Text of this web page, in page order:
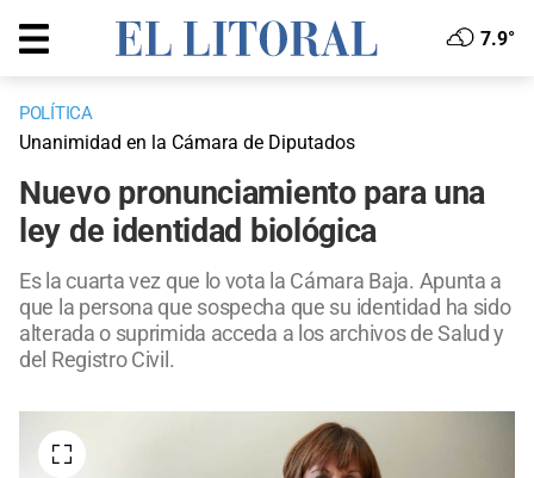
7.9°
POLÍTICA
Unanimidad en la Cámara de Diputados
Nuevo pronunciamiento para una
ley de identidad biológica
Es la cuarta vez que lo vota la Cámara Baja. Apunta a
que la persona que sospecha que su identidad ha sido
alterada o suprimida acceda a los archivos de Salud y
del Registro Civil.